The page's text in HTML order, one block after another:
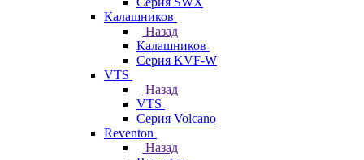
Калашников
Назад
Калашников
Серия KVF-W
VTS
Назад
VTS
Серия Volcano
Reventon
Назад